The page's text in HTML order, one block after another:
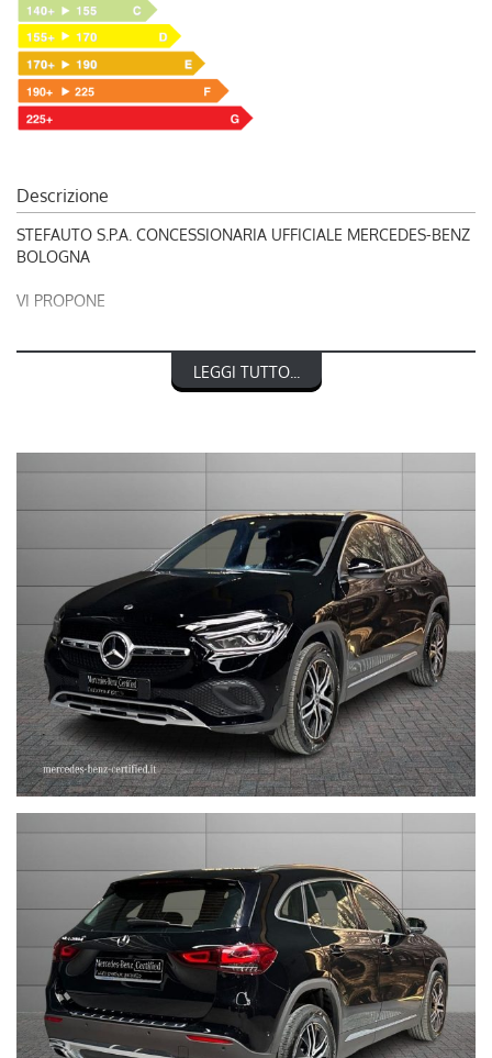
Descrizione
STEFAUTO S.P.A. CONCESSIONARIA UFFICIALE MERCEDES-BENZ
BOLOGNA
VI PROPONE
MERCEDES-BENZ CLASSE GLA 200 d Automatic Sport
OFFERTA VALIDA CON PROMO STEFAUTO (GETTONE
FINANZIAMENTO € 1.000)
nel prezzo è escluso il passaggio di proprietà
LA INVITIAMO A SPECIFICARE:
- UN RECAPITO TELEFONICO
- IN CASO DI AUTO DA DARE IN PERMUTA (MODELLO, ANNO DI
IMMATRICOLAZIONE, KM)
STEFAUTO S.P.A.BOLOGNA
VIA BENTINI, 111
sales@stefauto.it - www.stefauto.it
--------------------------------------------------------------------------
Stefauto S.p.a. declina ogni responsabilità per eventuali non
conformità relative ad equipaggiamento, omologazioni anti
inquinamento, accessori, ecc. pubblicate nei diversi portali.
Dette informazioni che non rappresentano in alcun modo un
LEGGI TUTTO...